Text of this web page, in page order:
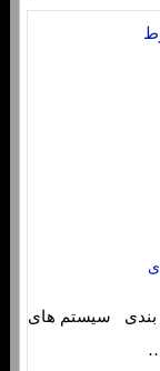
بندی سیستم های